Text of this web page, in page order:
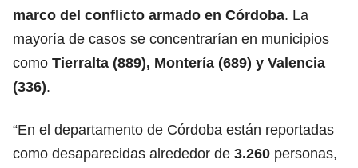
marco del conflicto armado en Córdoba. La
mayoría de casos se concentrarían en municipios
como Tierralta (889), Montería (689) y Valencia
(336).
“En el departamento de Córdoba están reportadas
como desaparecidas alrededor de 3.260 personas,